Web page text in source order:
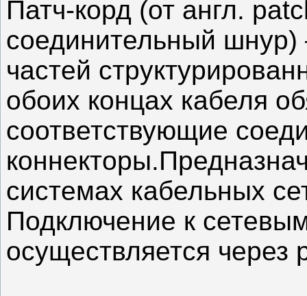
Патч-корд (от англ.
соединительный
частей
обоих концах кабеля
соответствующие
системах кабельных
Подключение к
осуществляется через